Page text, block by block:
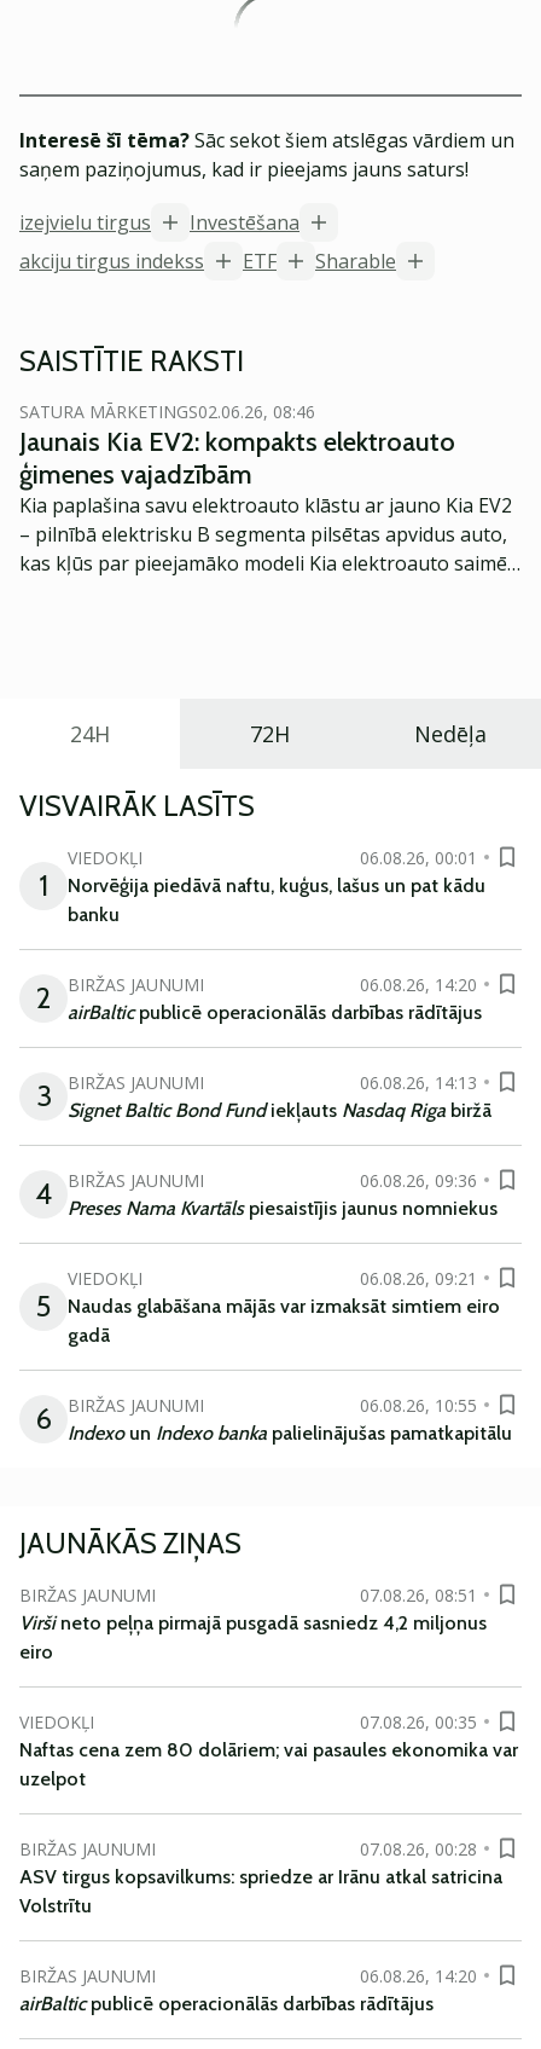
Interesē šī tēma?Sāc sekot šiem atslēgas vārdiem un
saņem paziņojumus, kad ir pieejams jauns saturs!
izejvielu tirgus
Investēšana
akciju tirgus indekss
ETF Sharable
SAISTĪTIE RAKSTI
SATURA MĀRKETINGS02.06.26, 08:46
Jaunais Kia EV2: kompakts elektroauto
ģimenes vajadzībām
Kia paplašina savu elektroauto klāstu ar jauno Kia EV2
– pilnībā elektrisku B segmenta pilsētas apvidus auto,
kas kļūs par pieejamāko modeli Kia elektroauto saimē
24H 72H Nedēļa
VISVAIRĀK LASĪTS
1
VIEDOKĻI
06.08.26, 00:01
Norvēģija piedāvā naftu, kuģus, lašus un pat kādu
banku
2 BIRŽAS JAUNUMI
06.08.26, 14:20
airBalticpublicē operacionālās darbības rādītājus
3 BIRŽAS JAUNUMI
06.08.26, 14:13
Signet Baltic Bond Fundiekļauts Nasdaq Riga biržā
4 BIRŽAS JAUNUMI
06.08.26, 09:36
Preses Nama Kvartāls piesaistījis jaunus nomniekus
5
VIEDOKĻI
06.08.26, 09:21
Naudas glabāšana mājās var izmaksāt simtiem eiro
gadā
6 BIRŽAS JAUNUMI
06.08.26, 10:55
Indexoun Indexo banka palielinājušas pamatkapitālu
JAUNĀKĀS ZIŅAS
BIRŽAS JAUNUMI
07.08.26, 08:51
Viršineto peļņa pirmajā pusgadā sasniedz 4,2 miljonus
eiro
VIEDOKĻI
07.08.26, 00:35
Naftas cena zem 80 dolāriem; vai pasaules ekonomika var
uzelpot
BIRŽAS JAUNUMI
07.08.26, 00:28
ASV tirgus kopsavilkums: spriedze ar Irānu atkal satricina
Volstrītu
BIRŽAS JAUNUMI
06.08.26, 14:20
airBalticpublicē operacionālās darbības rādītājus